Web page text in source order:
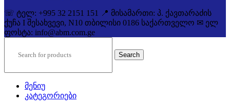
☏ ტელ: +995 32 2151 151 📍 მისამართი: პ. ქავთარაძის
ქუჩა I შესახვევი, N10 თბილისი 0186 საქართველო ✉ ელ
ფოსტა: info@abm.com.ge
Search
მენიუ
კატეგორიები